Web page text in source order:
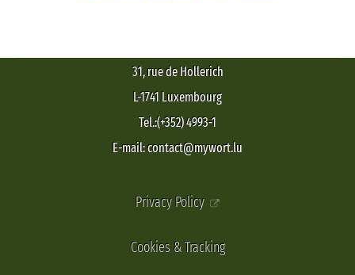
31, rue de Hollerich
L-1741 Luxembourg
Tel.:(+352) 4993-1
E-mail: contact@mywort.lu
Privacy Policy
Cookies & Tracking